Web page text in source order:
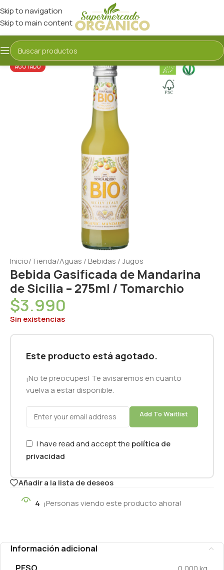
Skip to navigation
Skip to main content
AGOTADO
Inicio/Tienda/Aguas / Bebidas / Jugos
Bebida Gasificada de Mandarina
de Sicilia – 275ml / Tomarchio
$3.990
Sin existencias
Este producto está agotado.
¡No te preocupes! Te avisaremos en cuanto
vuelva a estar disponible.
Add To Waitlist
I have read and accept the política de
privacidad
Añadir a la lista de deseos
4 ¡Personas viendo este producto ahora!
Información adicional